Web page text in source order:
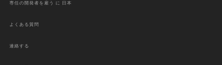
専任の開発者を雇う に 日本
よくある質問
連絡する